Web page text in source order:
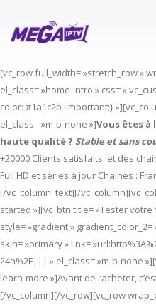
[vc_row full_width= »stretch_row »
el_class= »home-intro » css=
color: #1a1c2b !important;}
el_class= »m-b-none »]Vous êtes à
haute qualité ? Stable et sans
+20000 Clients satisfaits et des
Full HD et séries à jour Chaines :
[/vc_column_text][/
started »][vc_btn title= »Tester votre
style= »gradient » gradient_color_2=
skin= »primary » link=
24h%2F||| » el_class= »m-b-none
learn-more »]Avant de l’acheter,
[/vc_column][/vc_row][vc_row